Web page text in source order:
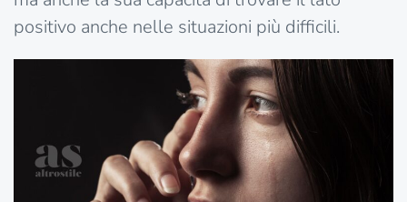
positivo anche nelle situazioni più difficili.